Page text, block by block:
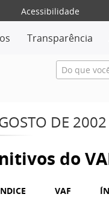
Acessibilidade
Transparência
DE 2002
do
VAF